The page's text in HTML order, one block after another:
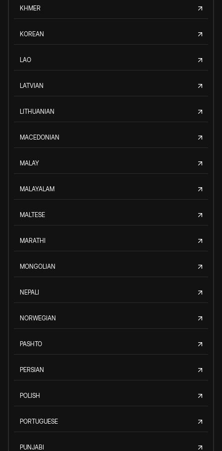
KHMER
KOREAN
LAO
LATVIAN
LITHUANIAN
MACEDONIAN
MALAY
MALAYALAM
MALTESE
MARATHI
MONGOLIAN
NEPALI
NORWEGIAN
PASHTO
PERSIAN
POLISH
PORTUGUESE
PUNJABI